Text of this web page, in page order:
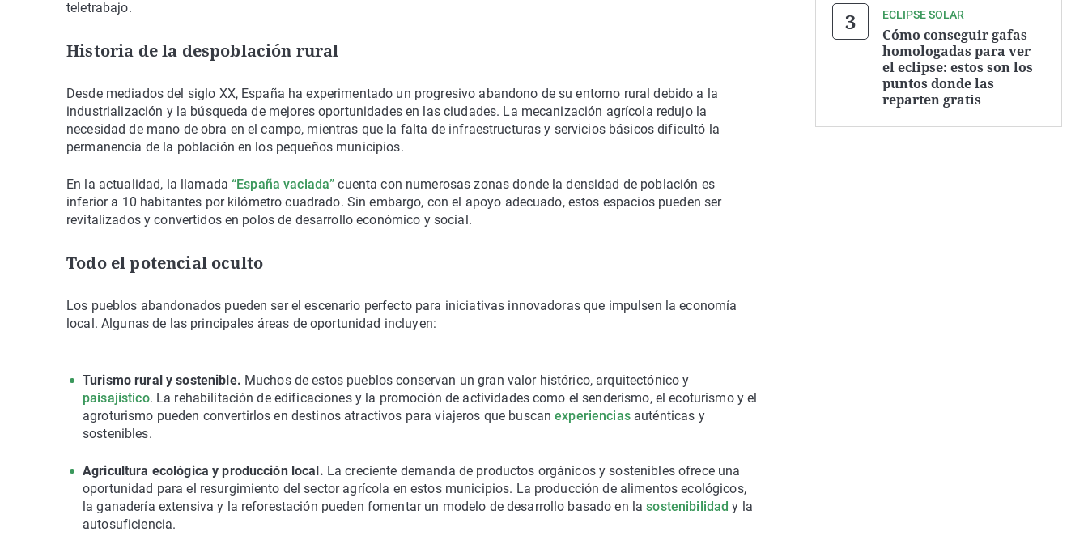
teletrabajo.
Historia de la despoblación rural
Desde mediados del siglo XX, España ha experimentado un progresivo abandono de su entorno rural debido a la
industrialización y la búsqueda de mejores oportunidades en las ciudades. La mecanización agrícola redujo la
necesidad de mano de obra en el campo, mientras que la falta de infraestructuras y servicios básicos dificultó la
permanencia de la población en los pequeños municipios.
En la actualidad, la llamada“España vaciada” cuenta con numerosas zonas donde la densidad de población es
inferior a 10 habitantes por kilómetro cuadrado. Sin embargo, con el apoyo adecuado, estos espacios pueden ser
revitalizados y convertidos en polos de desarrollo económico y social.
Todo el potencial oculto
Los pueblos abandonados pueden ser el escenario perfecto para iniciativas innovadoras que impulsen la economía
local. Algunas de las principales áreas de oportunidad incluyen:
Turismo rural y sostenible. Muchos de estos pueblos conservan un gran valor histórico, arquitectónico y
paisajístico. La rehabilitación de edificaciones y la promoción de actividades como el senderismo, el ecoturismo y el
agroturismo pueden convertirlos en destinos atractivos para viajeros que buscanexperienciasauténticas y
sostenibles.
Agricultura ecológica y producción local. La creciente demanda de productos orgánicos y sostenibles ofrece una
oportunidad para el resurgimiento del sector agrícola en estos municipios. La producción de alimentos ecológicos,
la ganadería extensiva y la reforestación pueden fomentar un modelo de desarrollo basado en lasostenibilidad y la
autosuficiencia.
ECLIPSE SOLAR
Cómo conseguir gafas
homologadas para ver
el eclipse: estos son los
puntos donde las
reparten gratis